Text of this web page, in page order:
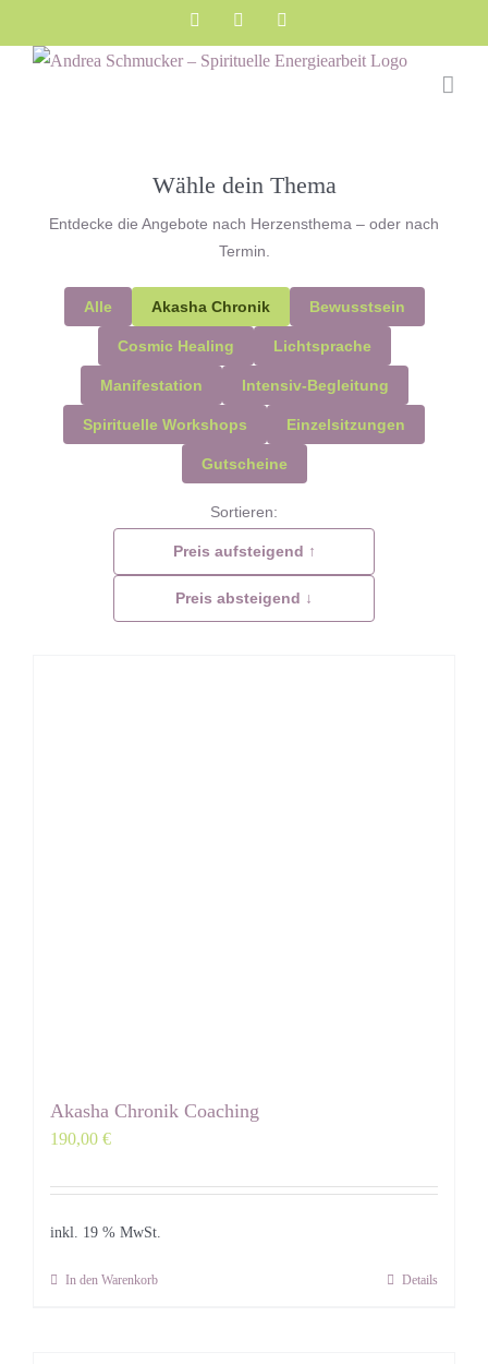
Inhalt
FacebookInstagram
Wähle dein Thema
Entdecke die Angebote nach Herzensthema – oder nach
Termin.
Alle Akasha Chronik Bewusstsein
Cosmic Healing Lichtsprache
Manifestation Intensiv-Begleitung
Spirituelle Workshops Einzelsitzungen
Gutscheine
Sortieren:
Preis aufsteigend ↑
Preis absteigend ↓
Akasha Chronik Coaching
190,00 €
inkl. 19 % MwSt.
In den Warenkorb Details